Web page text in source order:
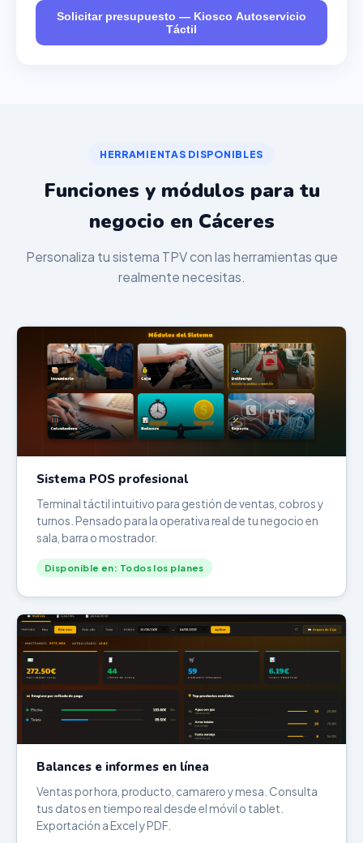
Solicitar presupuesto — Kiosco Autoservicio
Táctil
HERRAMIENTAS DISPONIBLES
Funciones y módulos para tu
negocio en Cáceres
Personaliza tu sistema TPV con las herramientas que
realmente necesitas.
Sistema POS profesional
Terminal táctil intuitivo para gestión de ventas, cobros y
turnos. Pensado para la operativa real de tu negocio en
sala, barra o mostrador.
Disponible en: Todos los planes
Balances e informes en línea
Ventas por hora, producto, camarero y mesa. Consulta
tus datos en tiempo real desde el móvil o tablet.
Exportación a Excel y PDF.